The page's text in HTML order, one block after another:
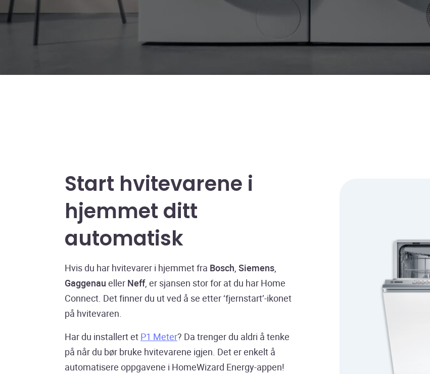
Start hvitevarene i
hjemmet ditt
automatisk
Hvis du har hvitevarer i hjemmet fra Bosch,Siemens,
Gaggenau eller Neff, er sjansen stor for at du har Home
Connect. Det finner du ut ved å se etter ‘fjernstart’-ikonet
på hvitevaren.
Har du installert et P1 Meter? Da trenger du aldri å tenke
på når du bør bruke hvitevarene igjen. Det er enkelt å
automatisere oppgavene i HomeWizard Energy-appen!